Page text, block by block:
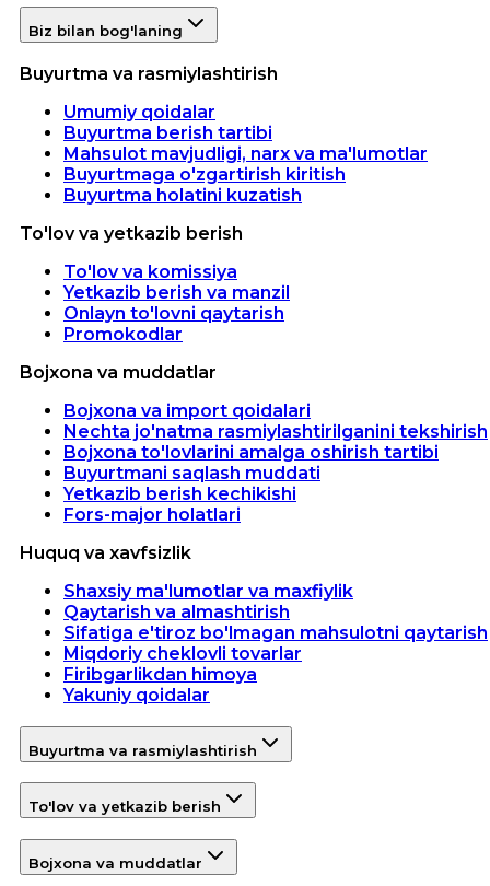
Biz bilan bog'laning
Buyurtma va rasmiylashtirish
Umumiy qoidalar
Buyurtma berish tartibi
Mahsulot mavjudligi, narx va ma'lumotlar
Buyurtmaga o'zgartirish kiritish
Buyurtma holatini kuzatish
To'lov va yetkazib berish
To'lov va komissiya
Yetkazib berish va manzil
Onlayn to'lovni qaytarish
Promokodlar
Bojxona va muddatlar
Bojxona va import qoidalari
Nechta jo'natma rasmiylashtirilganini tekshirish
Bojxona to'lovlarini amalga oshirish tartibi
Buyurtmani saqlash muddati
Yetkazib berish kechikishi
Fors-major holatlari
Huquq va xavfsizlik
Shaxsiy ma'lumotlar va maxfiylik
Qaytarish va almashtirish
Sifatiga e'tiroz bo'lmagan mahsulotni qaytarish
Miqdoriy cheklovli tovarlar
Firibgarlikdan himoya
Yakuniy qoidalar
Buyurtma va rasmiylashtirish
To'lov va yetkazib berish
Bojxona va muddatlar